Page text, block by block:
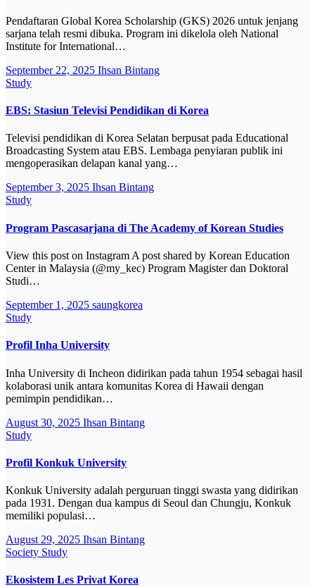
Pendaftaran Global Korea Scholarship (GKS) 2026 untuk jenjang
sarjana telah resmi dibuka. Program ini dikelola oleh National
Institute for International…
September 22, 2025 Ihsan Bintang
Study
EBS: Stasiun Televisi Pendidikan di Korea
Televisi pendidikan di Korea Selatan berpusat pada Educational
Broadcasting System atau EBS. Lembaga penyiaran publik ini
mengoperasikan delapan kanal yang…
September 3, 2025 Ihsan Bintang
Study
Program Pascasarjana di The Academy of Korean Studies
View this post on Instagram A post shared by Korean Education
Center in Malaysia (@my_kec) Program Magister dan Doktoral
Studi…
September 1, 2025 saungkorea
Study
Profil Inha University
Inha University di Incheon didirikan pada tahun 1954 sebagai hasil
kolaborasi unik antara komunitas Korea di Hawaii dengan
pemimpin pendidikan…
August 30, 2025 Ihsan Bintang
Study
Profil Konkuk University
Konkuk University adalah perguruan tinggi swasta yang didirikan
pada 1931. Dengan dua kampus di Seoul dan Chungju, Konkuk
memiliki populasi…
August 29, 2025 Ihsan Bintang
Society Study
Ekosistem Les Privat Korea